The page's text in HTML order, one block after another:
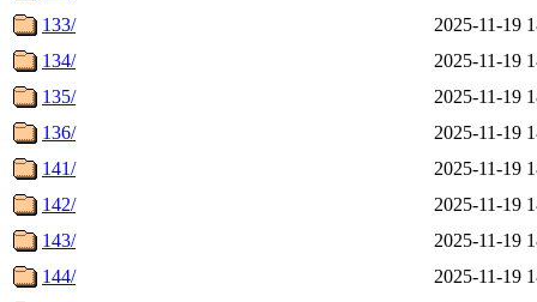
133/
2025-11-19
134/
2025-11-19
135/
2025-11-19
136/
2025-11-19
141/
2025-11-19
142/
2025-11-19
143/
2025-11-19
144/
2025-11-19